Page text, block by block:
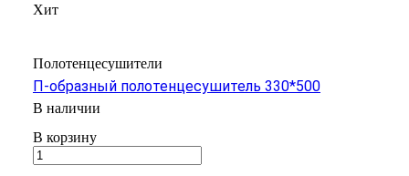
Хит
Полотенцесушители
П-образный полотенцесушитель 330*500
В наличии
В корзину